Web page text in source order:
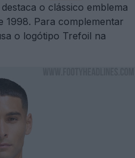
destaca o clássico emblema
1998. Para complementar
o logótipo Trefoil na